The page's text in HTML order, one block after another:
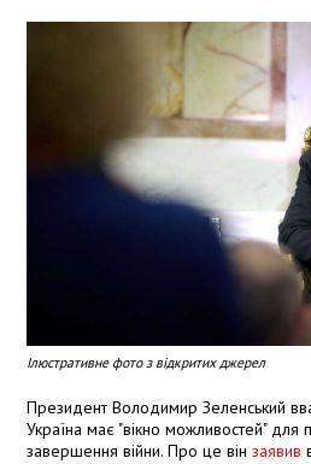
Ілюстративне фото з відкритих джерел
Президент Володимир Зеленський
Україна має "вікно можливостей" для
завершення війни. Про це вінзаявив